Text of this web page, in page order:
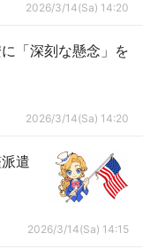
2026/3/14(Sa) 14:20
「深刻な懸念」を
2026/3/14(Sa) 14:20
遣
2026/3/14(Sa) 14:15